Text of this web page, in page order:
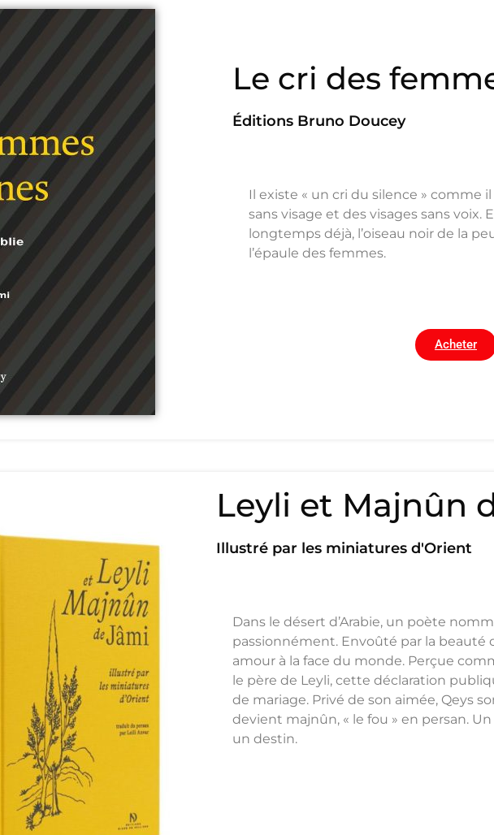
Le cri des
Éditions Bruno Doucey
Il existe « un cri du silence » comme
sans visage et des visages sans voix.
longtemps déjà, l’oiseau noir de la
l’épaule des femmes.
Acheter
Leyli et Majnûn
Illustré par les miniatures d'Orient
Dans le désert d’Arabie, un poète
passionnément. Envoûté par la beauté
amour à la face du monde. Perçue
le père de Leyli, cette déclaration
de mariage. Privé de son aimée, Qeys
devient majnûn, « le fou » en persan.
un destin.